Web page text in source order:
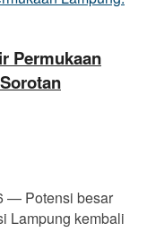
Permukaan
— Potensi besar
Lampung kembali